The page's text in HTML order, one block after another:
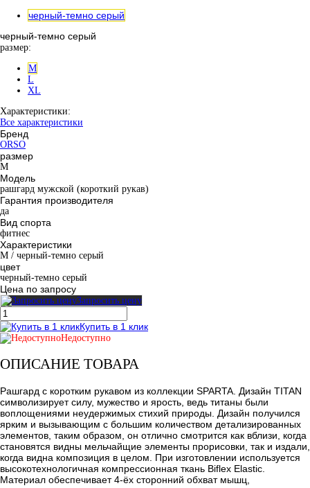
черный-темно серый
черный-темно серый
размер:
M
L
XL
Характеристики:
Все характеристики
Бренд
ORSO
размер
M
Модель
рашгард мужской (короткий рукав)
Гарантия производителя
да
Вид спорта
фитнес
Характеристики
M / черный-темно серый
цвет
черный-темно серый
Цена по запросу
Запросить цену
Купить в 1 клик
Недоступно
ОПИСАНИЕ ТОВАРА
Рашгард с коротким рукавом из коллекции SPARTA. Дизайн TITAN
символизирует силу, мужество и ярость, ведь титаны были
воплощениями неудержимых стихий природы. Дизайн получился
ярким и вызывающим с большим количеством детализированных
элементов, таким образом, он отлично смотрится как вблизи, когда
становятся видны мельчайщие элементы прорисовки, так и издали,
когда видна композиция в целом. При изготовлении используется
высокотехнологичная компрессионная ткань Biflex Elastic.
Материал обеспечивает 4-ёх сторонний обхват мышц,